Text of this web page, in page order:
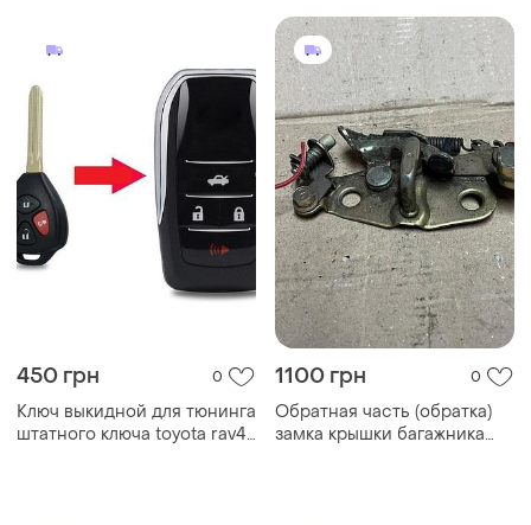
450 грн 0
Ключ выкидной для тюнинга
штатного ключа toyota rav4
1100 грн 0
Обратная часть (обратка)
замка крышки багажника